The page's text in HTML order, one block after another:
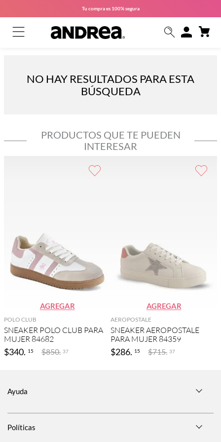
Tu compra es 100% segura
NO HAY RESULTADOS PARA ESTA
BÚSQUEDA
PRODUCTOS QUE TE PUEDEN
INTERESAR
AGREGAR
POLO CLUB
SNEAKER POLO CLUB PARA
MUJER 84682
$340. 15 $850. 37
AGREGAR
AEROPOSTALE
SNEAKER AEROPOSTALE
PARA MUJER 84359
$286. 15 $715. 37
Ayuda
Políticas